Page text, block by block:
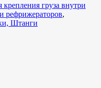
крепления груза внутри
рефрижераторов,
Штанги